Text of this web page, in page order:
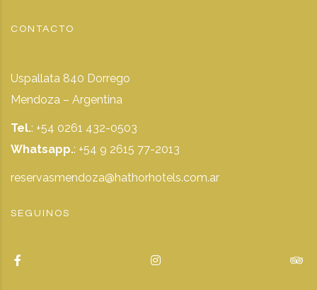
CONTACTO
Uspallata 840 Dorrego
Mendoza – Argentina
Tel.: +54 0261 432-0503
Whatsapp.: +54 9 2615 77-2013
reservasmendoza@hathorhotels.com.ar
SEGUINOS